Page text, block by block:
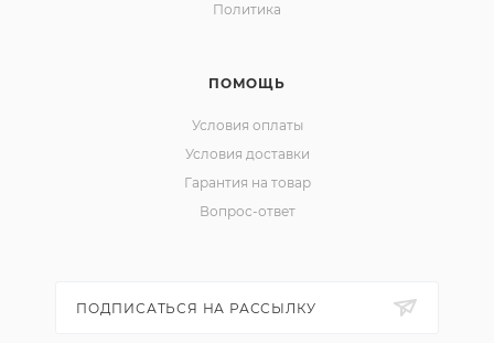
Политика
ПОМОЩЬ
Условия оплаты
Условия доставки
Гарантия на товар
Вопрос-ответ
ПОДПИСАТЬСЯ НА РАССЫЛКУ